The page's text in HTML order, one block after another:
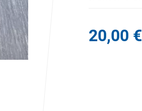
20,00 €